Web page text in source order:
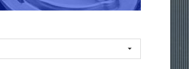
